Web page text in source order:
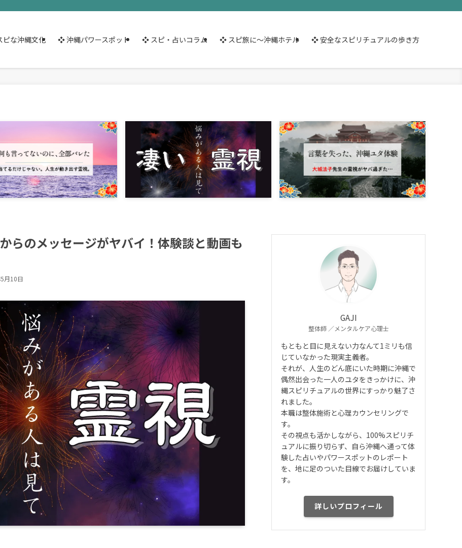
な沖縄文化 ❖ 沖縄パワースポット ❖ スピ・占いコラム ❖ スピ旅に～沖縄ホテル ❖ 安全なスピリチュアルの歩き方
らのメッセージがヤバイ！体験談と動画も
月10日
GAJI
整体師 ／メンタルケア心理士
もともと目に見えない力なんて1ミリも信
じていなかった現実主義者。
それが、人生のどん底にいた時期に沖縄で
偶然出会った一人のユタをきっかけに、沖
縄スピリチュアルの世界にすっかり魅了さ
れました。
本職は整体施術と心理カウンセリングで
す。
その視点も活かしながら、100%スピリチ
ュアルに振り切らず、自ら沖縄へ通って体
験した占いやパワースポットのレポート
を、地に足のついた目線でお届けしていま
す。
詳しいプロフィール